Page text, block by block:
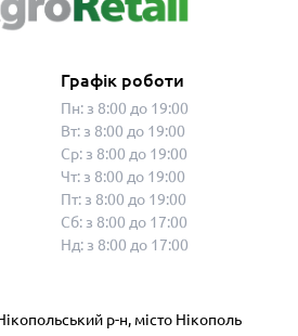
Графік роботи
Пн: з 8:00 до 19:00
Вт: з 8:00 до 19:00
Ср: з 8:00 до 19:00
Чт: з 8:00 до 19:00
Пт: з 8:00 до 19:00
Сб: з 8:00 до 17:00
Нд: з 8:00 до 17:00
р-н, місто Нікополь